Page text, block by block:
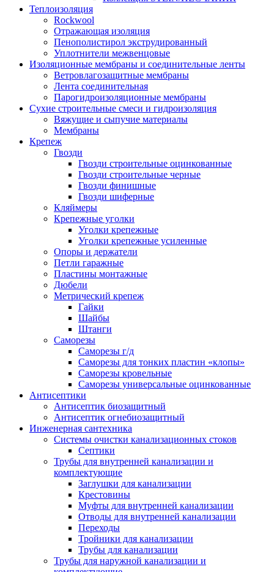
Теплоизоляция
Rockwool
Отражающая изоляция
Пенополистирол экструдированный
Уплотнители межвенцовые
Изоляционные мембраны и соединительные ленты
Ветровлагозащитные мембраны
Лента соединительная
Парогидроизоляционные мембраны
Сухие строительные смеси и гидроизоляция
Вяжущие и сыпучие материалы
Мембраны
Крепеж
Гвозди
Гвозди строительные оцинкованные
Гвозди строительные черные
Гвозди финишные
Гвозди шиферные
Кляймеры
Крепежные уголки
Уголки крепежные
Уголки крепежные усиленные
Опоры и держатели
Петли гаражные
Пластины монтажные
Дюбели
Метрический крепеж
Гайки
Шайбы
Штанги
Саморезы
Саморезы г/д
Саморезы для тонких пластин «клопы»
Саморезы кровельные
Саморезы универсальные оцинкованные
Антисептики
Антисептик биозащитный
Антисептик огнебиозащитный
Инженерная сантехника
Системы очистки канализационных стоков
Септики
Трубы для внутренней канализации и
комплектующие
Заглушки для канализации
Крестовины
Муфты для внутренней канализации
Отводы для внутренней канализации
Переходы
Тройники для канализации
Трубы для канализации
Трубы для наружной канализации и